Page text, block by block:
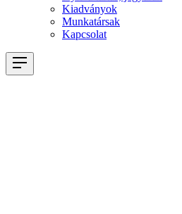
Kiadványok
Munkatársak
Kapcsolat
Navigation